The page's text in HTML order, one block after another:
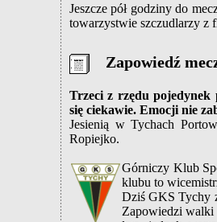
Jeszcze pół godziny do
towarzystwie szczudlarzy z
Zapowiedź
Trzeci z rzędu pojedynek
się ciekawie. Emocji nie
Jesienią w Tychach
Ropiejko.
Górniczy Klub
klubu to
Dziś GKS Tychy
Zapowiedzi walki